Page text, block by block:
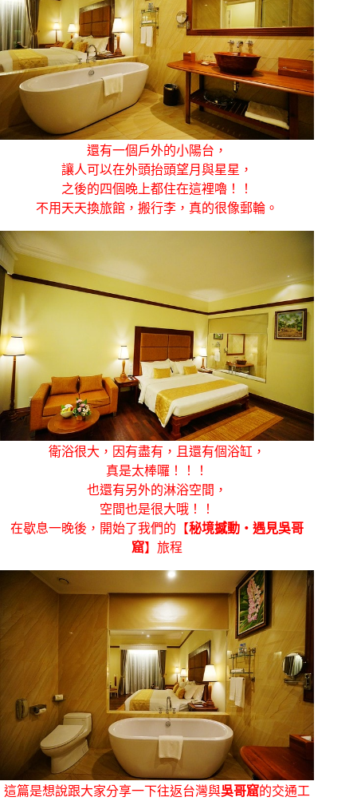
還有一個戶外的小陽台，
讓人可以在外頭抬頭望月與星星，
之後的四個晚上都住在這裡嚕！！
不用天天換旅館，搬行李，真的很像郵輪。
衛浴很大，因有盡有，且還有個浴缸，
真是太棒囉！！！
也還有另外的淋浴空間，
空間也是很大哦！！
在歇息一晚後，開始了我們的【秘境撼動‧遇見吳哥
窟】旅程
這篇是想說跟大家分享一下往返台灣與吳哥窟的交通工